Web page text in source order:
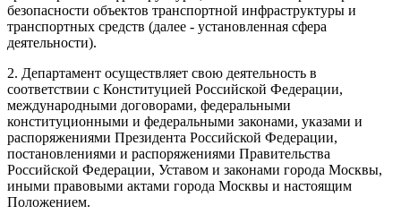
безопасности объектов транспортной инфраструктуры и
транспортных средств (далее - установленная сфера
деятельности).
2. Департамент осуществляет свою деятельность в
соответствии с Конституцией Российской Федерации,
международными договорами, федеральными
конституционными и федеральными законами, указами и
распоряжениями Президента Российской Федерации,
постановлениями и распоряжениями Правительства
Российской Федерации, Уставом и законами города Москвы,
иными правовыми актами города Москвы и настоящим
Положением.